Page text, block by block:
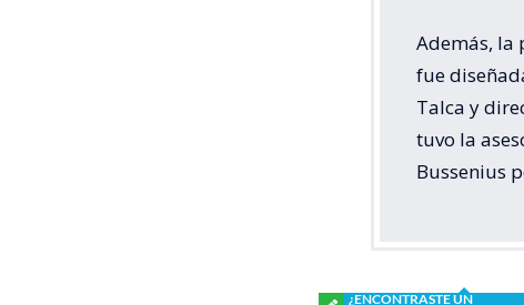
Además, la
fue
Talca y
tuvo la
Bussenius
¿ENCONTRASTE UN